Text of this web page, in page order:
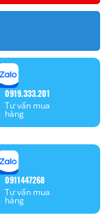
0919.333.201
Tư vấn mua
hàng
0911447268
Tư vấn mua
hàng